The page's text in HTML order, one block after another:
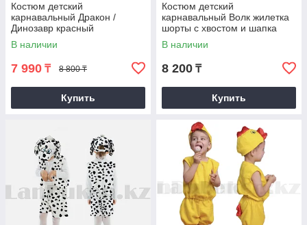
Костюм детский
карнавальный Дракон /
Динозавр красный
В наличии
7 990 ₸ 8 800 ₸
Купить
Костюм детский
карнавальный Волк жилетка
шорты с хвостом и шапка
серый
В наличии
8 200 ₸
Купить